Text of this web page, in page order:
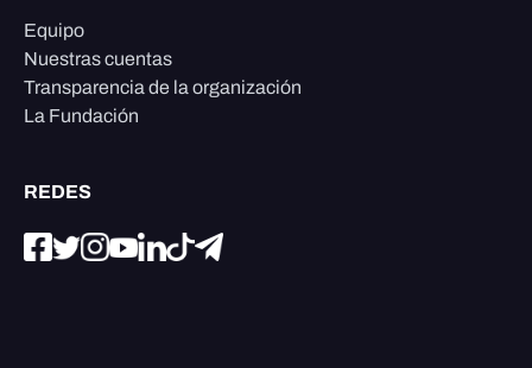
Equipo
Nuestras cuentas
Transparencia de la organización
La Fundación
REDES